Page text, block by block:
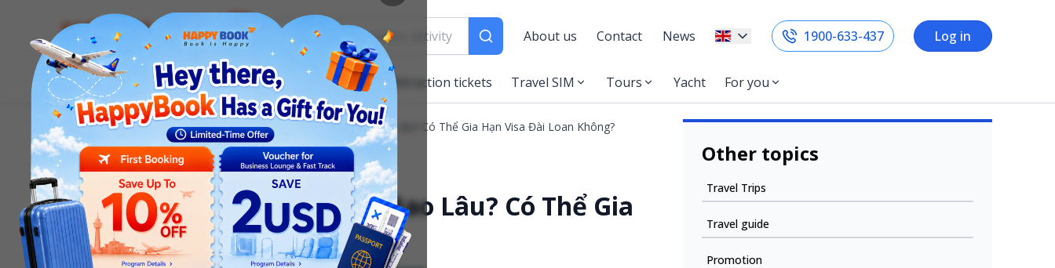
About us Contact News 1900-633-437 Log in
Airline tickets Hotel Visa Airport services Attraction tickets Travel SIM Tours Yacht For you
Homepage News Visa news Visa Đài Loan Có Thời Hạn Bao Lâu? Có Thể Gia Hạn Visa Đài Loan Không?
Visa news
Visa Đài Loan Có Thời Hạn Bao Lâu? Có Thể Gia
Hạn Visa Đài Loan Không?
Other topics
Travel Trips
Travel guide
Promotion